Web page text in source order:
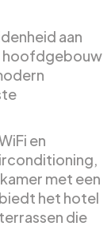
aan
hoofdgebouw
en
met een
het hotel
die